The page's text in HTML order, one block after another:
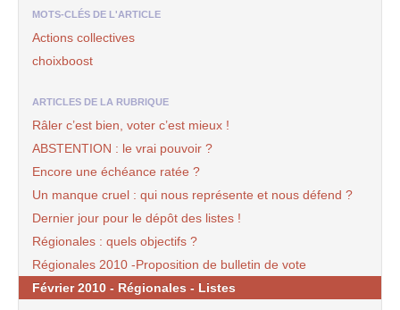
MOTS-CLÉS DE L'ARTICLE
Actions collectives
choixboost
ARTICLES DE LA RUBRIQUE
Râler c’est bien, voter c’est mieux !
ABSTENTION : le vrai pouvoir ?
Encore une échéance ratée ?
Un manque cruel : qui nous représente et nous défend ?
Dernier jour pour le dépôt des listes !
Régionales : quels objectifs ?
Régionales 2010 -Proposition de bulletin de vote
Février 2010 - Régionales - Listes